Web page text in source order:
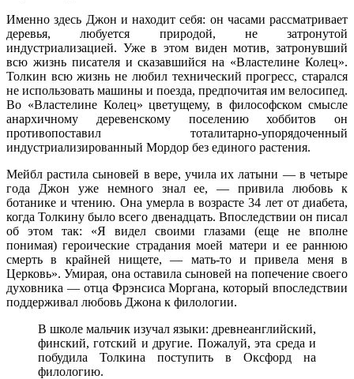
Именно здесь Джон и находит себя: он часами рассматривает
деревья, любуется природой, не затронутой
индустриализацией. Уже в этом виден мотив, затронувший
всю жизнь писателя и сказавшийся на «Властелине Колец».
Толкин всю жизнь не любил технический прогресс, старался
не использовать машины и поезда, предпочитая им велосипед.
Во «Властелине Колец» цветущему, в философском смысле
анархичному деревенскому поселению хоббитов он
противопоставил тоталитарно-упорядоченный
индустриализированный Мордор без единого растения.
Мейбл растила сыновей в вере, учила их латыни — в четыре
года Джон уже немного знал ее, — привила любовь к
ботанике и чтению. Она умерла в возрасте 34 лет от диабета,
когда Толкину было всего двенадцать. Впоследствии он писал
об этом так: «Я видел своими глазами (еще не вполне
понимая) героические страдания моей матери и ее раннюю
смерть в крайней нищете, — мать-то и привела меня в
Церковь». Умирая, она оставила сыновей на попечение своего
духовника — отца Фрэнсиса Моргана, который впоследствии
поддерживал любовь Джона к филологии.
В школе мальчик изучал языки: древнеанглийский,
финский, готский и другие. Пожалуй, эта среда и
побудила Толкина поступить в Оксфорд на
филологию.